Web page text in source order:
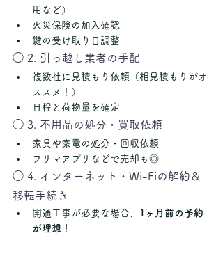
用など）
火災保険の加入確認
鍵の受け取り日調整
◯ 2. 引っ越し業者の手配
複数社に見積もり依頼（相見積もりがオ
ススメ！）
日程と荷物量を確定
◯ 3. 不用品の処分・買取依頼
家具や家電の処分・回収依頼
フリマアプリなどで売却も◎
◯ 4. インターネット・Wi-Fiの解約＆
移転手続き
開通工事が必要な場合、
1ヶ月前の予約
が理想！